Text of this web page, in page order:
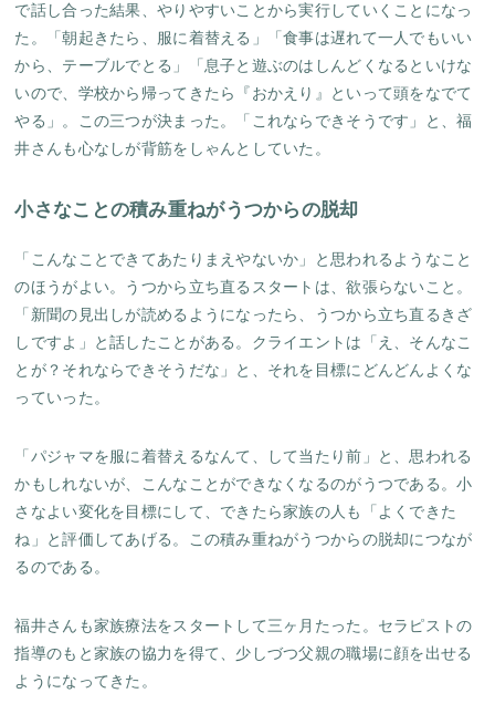
で話し合った結果、やりやすいことから実行していくことになっ
た。「朝起きたら、服に着替える」「食事は遅れて一人でもいい
から、テーブルでとる」「息子と遊ぶのはしんどくなるといけな
いので、学校から帰ってきたら『おかえり』といって頭をなでて
やる」。この三つが決まった。「これならできそうです」と、福
井さんも心なしが背筋をしゃんとしていた。
小さなことの積み重ねがうつからの脱却
「こんなことできてあたりまえやないか」と思われるようなこと
のほうがよい。うつから立ち直るスタートは、欲張らないこと。
「新聞の見出しが読めるようになったら、うつから立ち直るきざ
しですよ」と話したことがある。クライエントは「え、そんなこ
とが？それならできそうだな」と、それを目標にどんどんよくな
っていった。
「パジャマを服に着替えるなんて、して当たり前」と、思われる
かもしれないが、こんなことができなくなるのがうつである。小
さなよい変化を目標にして、できたら家族の人も「よくできた
ね」と評価してあげる。この積み重ねがうつからの脱却につなが
るのである。
福井さんも家族療法をスタートして三ヶ月たった。セラピストの
指導のもと家族の協力を得て、少しづつ父親の職場に顔を出せる
ようになってきた。